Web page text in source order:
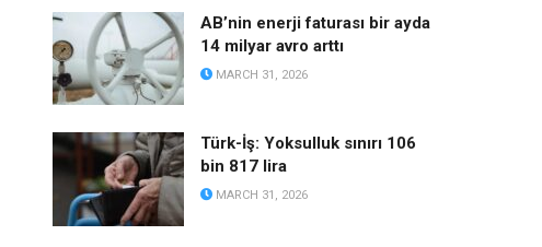
AB’nin enerji faturası bir ayda
14 milyar avro arttı
MARCH 31, 2026
Türk-İş: Yoksulluk sınırı 106
bin 817 lira
MARCH 31, 2026